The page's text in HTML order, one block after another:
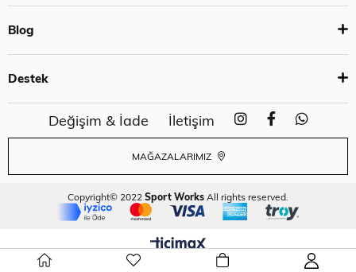
Blog
Destek
Değişim & İade İletişim
MAĞAZALARIMIZ
Copyright© 2022 Sport Works All rights reserved.